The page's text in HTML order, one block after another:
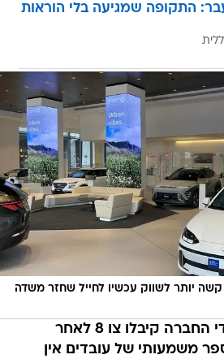
התקופה שמגיעה בלי הוראות
יותר לשווק עכשיו לחייל שחזר משדה
למעלה מ-100 עובדי החברה קיבלו צו 8 לאחר
משמעותי של עובדים אין